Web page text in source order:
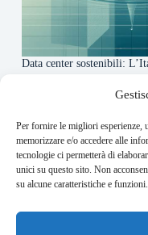
Per fornire le migliori esperienze,
memorizzare e/o accedere alle
tecnologie ci permetterà di
unici su questo sito. Non
su alcune caratteristiche e funzioni.
Data center sostenibili:
About this website
Finance-Bullet.it ogni
rilevanti in ambito
Address:
VIA